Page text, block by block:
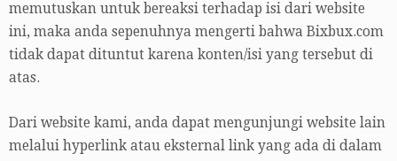
memutuskan untuk bereaksi terhadap isi dari website
ini, maka anda sepenuhnya mengerti bahwa Bixbux.com
tidak dapat dituntut karena konten/isi yang tersebut di
atas.
Dari website kami, anda dapat mengunjungi website lain
melalui hyperlink atau eksternal link yang ada di dalam